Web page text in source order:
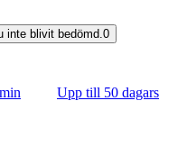
inte blivit bedömd.0
Upp till 50 dagars